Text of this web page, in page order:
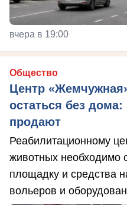
вчера в 19:00
Общество
Центр
остаться без
продают
Реабилитационному
животных необходимо
площадку и средства
вольеров и